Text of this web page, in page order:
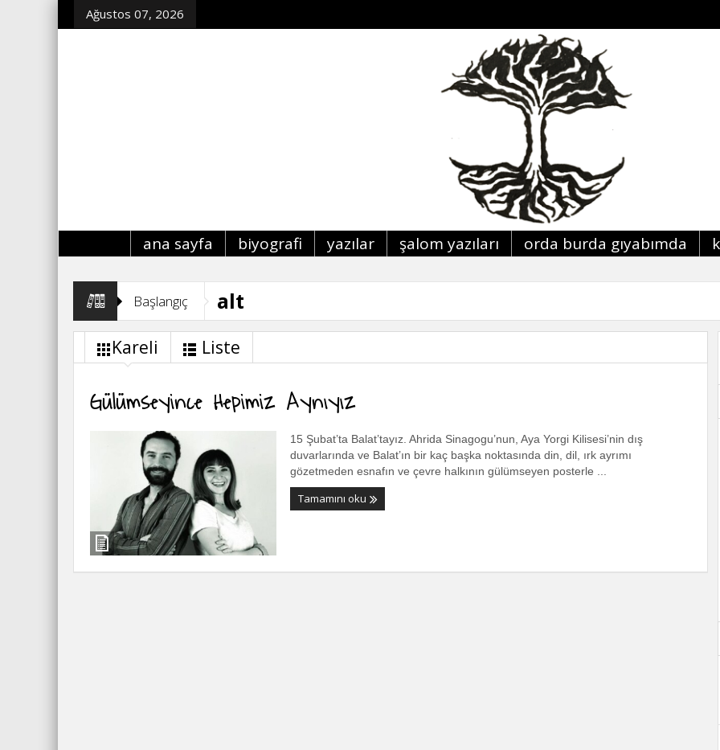
Ağustos 07, 2026
ana sayfa biyografi yazılar şalom yazıları orda burda giyabimda
Başlangıç alt
Kareli Liste
Gülümseyince Hepimiz Aynıyız
15 Şubat’ta Balat’tayız. Ahrida Sinagogu’nun, Aya Yorgi Kilisesi’nin dış
duvarlarında ve Balat’ın bir kaç başka noktasında din, dil, ırk ayrımı
gözetmeden esnafın ve çevre halkının gülümseyen posterle ...
Tamamını oku